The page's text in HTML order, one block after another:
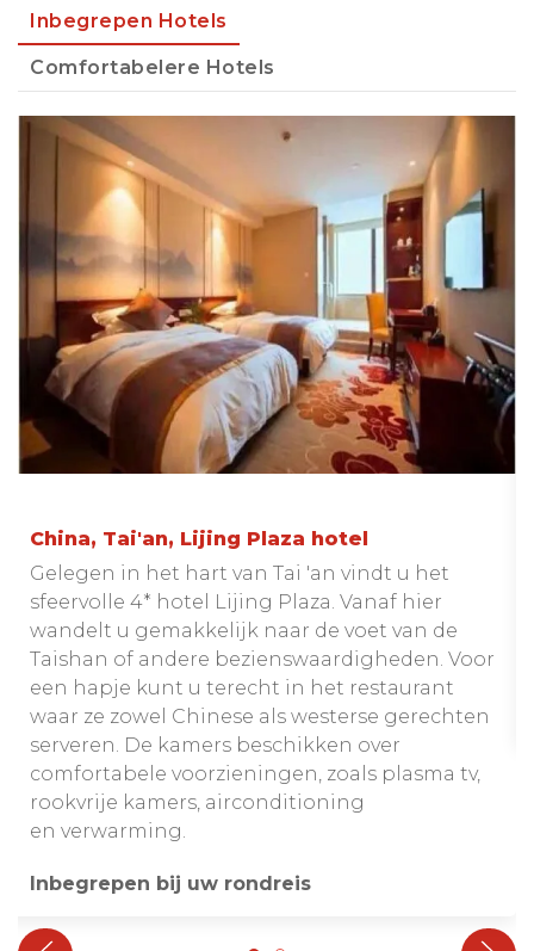
Inbegrepen Hotels
Comfortabelere Hotels
China, Tai'an, Lijing Plaza hotel
Gelegen in het hart van Tai 'an vindt u het
sfeervolle 4* hotel Lijing Plaza. Vanaf hier
wandelt u gemakkelijk naar de voet van de
Taishan of andere bezienswaardigheden. Voor
een hapje kunt u terecht in het restaurant
waar ze zowel Chinese als westerse gerechten
serveren. De kamers beschikken over
comfortabele voorzieningen, zoals plasma tv,
rookvrije kamers, airconditioning
en verwarming.
Inbegrepen bij uw rondreis